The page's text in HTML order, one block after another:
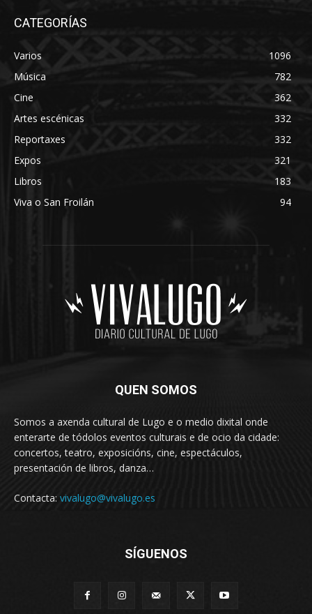
CATEGORÍAS
Varios
1096
Música
782
Cine
362
Artes escénicas
332
Reportaxes
332
Expos
321
Libros
183
Viva o San Froilán
94
QUEN SOMOS
Somos a axenda cultural de Lugo e o medio dixital onde
enterarte de tódolos eventos culturais e de ocio da cidade:
concertos, teatro, exposicións, cine, espectáculos,
presentación de libros, danza…
Contacta: vivalugo@vivalugo.es
SÍGUENOS